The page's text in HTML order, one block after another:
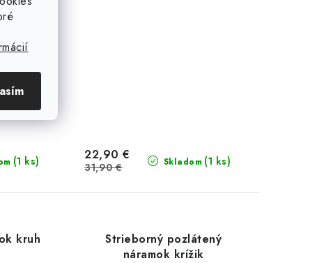
(1 ks) Skladom (1 ks)
22,90 €
31,90 €
kruh
Strieborný pozlátený
náramok krížik